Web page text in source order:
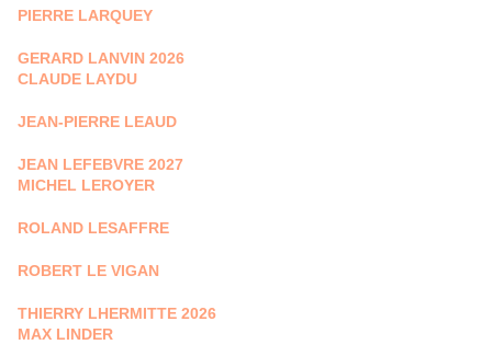
PIERRE LARQUEY
GERARD LANVIN 2026
CLAUDE LAYDU
JEAN-PIERRE LEAUD
JEAN LEFEBVRE 2027
MICHEL LEROYER
ROLAND LESAFFRE
ROBERT LE VIGAN
THIERRY LHERMITTE 2026
MAX LINDER